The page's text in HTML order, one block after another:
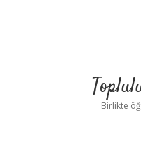
Birlikte